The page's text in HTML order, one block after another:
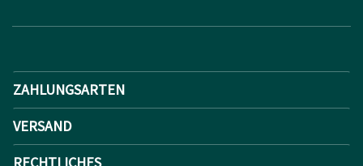
ZAHLUNGSARTEN
VERSAND